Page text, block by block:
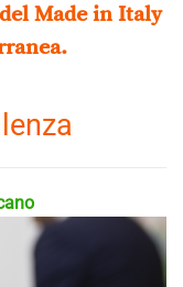
Made in Italy